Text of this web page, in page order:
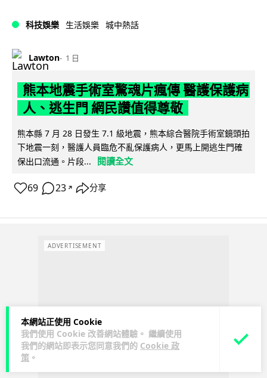
本網站正使用 Cookie
我們使用 Cookie 改善網站體驗。 繼續使用
我們的網站即表示您同意我們的 Cookie 政
策 。
科技娛樂 生活娛樂 城中熱話
Lawton 1 日
熊本地震手術室驚魂片瘋傳 醫護保護病
人、逃生門 網民讚值得尊敬
熊本縣 7 月 28 日發生 7.1 級地震，熊本綜合醫院手術室鏡頭拍
下地震一刻，醫護人員臨危不亂保護病人，更馬上開逃生門確
保出口流通。片段...
閱讀全文
69 23 ↗ 分享
ADVERTISEMENT